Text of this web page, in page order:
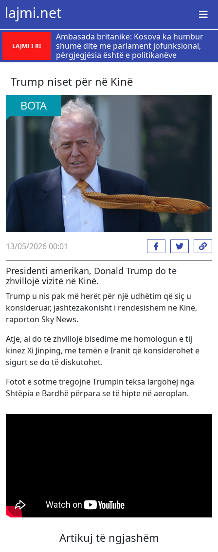
lajmi.net
LAJMI I RI
Ambasada britanike: Kosova ka humbur
shumë ditë me parlament jofunksional,
përgjegjësia është e politikanëve
Trump niset për në Kinë
BOTA
13/05/2026 00:01
Presidenti amerikan, Donald Trump do të
zhvillojë vizitë në Kinë.
Trump u nis pak më herët për një udhëtim që siç u
konsideruar, jashtëzakonisht i rëndësishëm në Kinë,
raporton Sky News.
Atje, ai do të zhvillojë bisedime me homologun e tij
kinez Xi Jinping, me temën e Iranit që konsiderohet e
sigurt se do të diskutohet.
Fotot e sotme tregojnë Trumpin teksa largohej nga
Shtëpia e Bardhë përpara se të hipte në aeroplan.
Artikuj të ngjashëm